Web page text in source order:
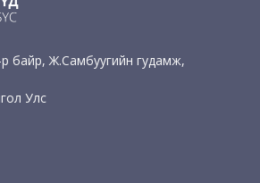
байр, Ж.Самбуугийн гудамж,
Улс